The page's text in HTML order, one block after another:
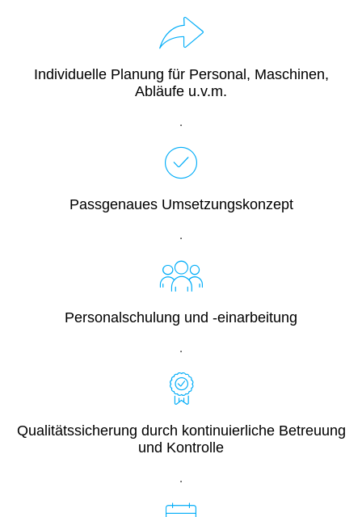
Individuelle Planung für Personal, Maschinen,
Abläufe u.v.m.
.
Passgenaues Umsetzungskonzept
.
Personalschulung und -einarbeitung
.
Qualitätssicherung durch kontinuierliche Betreuung
und Kontrolle
.